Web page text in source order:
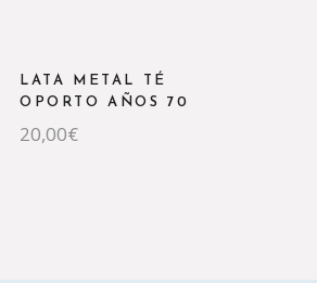
LATA METAL TÉ
OPORTO AÑOS 70
20,00€